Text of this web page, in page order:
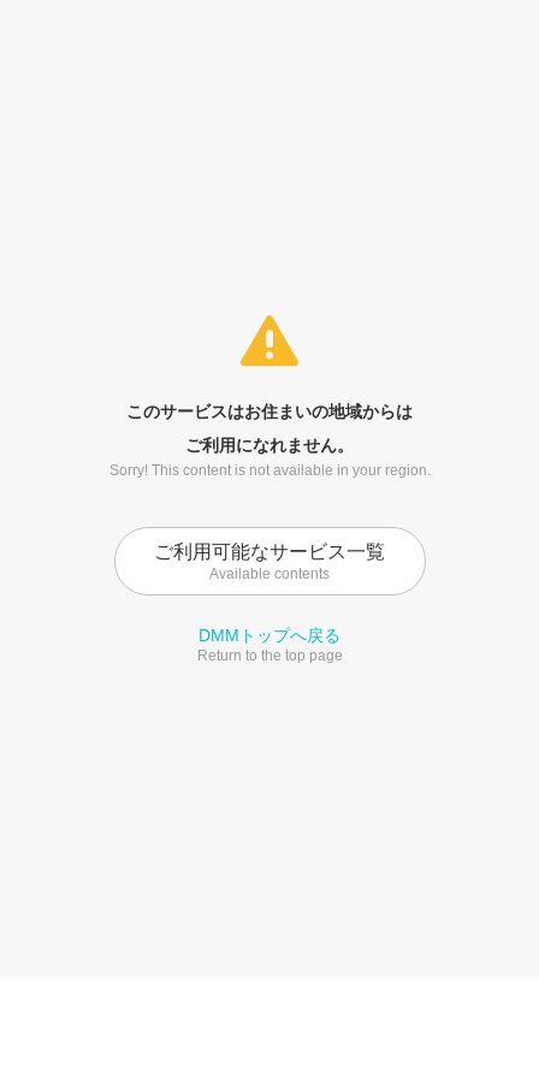
このサービスはお住まいの地域からは
ご利用になれません。
Sorry! This content is not available in your region.
ご利用可能なサービス一覧
Available contents
DMMトップへ戻る
Return to the top page